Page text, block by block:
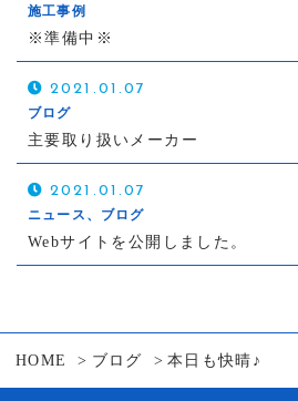
施工事例
※準備中※
2021.01.07
ブログ
主要取り扱いメーカー
2021.01.07
ニュース、ブログ
Webサイトを公開しました。
HOME ブログ 本日も快晴♪